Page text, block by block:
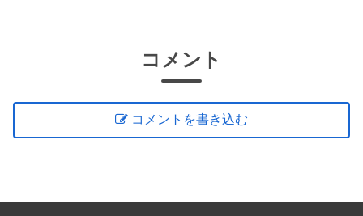
コメント
コメントを書き込む